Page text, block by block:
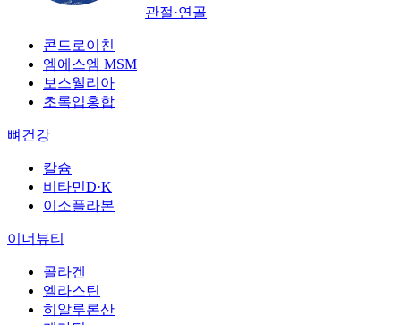
관절·연골
콘드로이친
엠에스엠 MSM
보스웰리아
초록입홍합
뼈건강
칼슘
비타민D·K
이소플라본
이너뷰티
콜라겐
엘라스틴
히알루론산